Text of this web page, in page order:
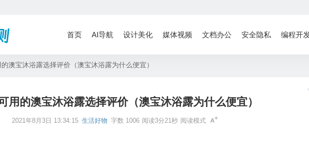
首页 AI导航 设计美化 媒体视频 文档办公 安全隐私 编程开
澳宝沐浴露选择评价（澳宝沐浴露为什么便宜）
用的澳宝沐浴露选择评价（澳宝沐浴露为什么便宜）
2021年8月3日 13:34:15 生活好物 字数 1006 阅读3分21秒 阅读模式